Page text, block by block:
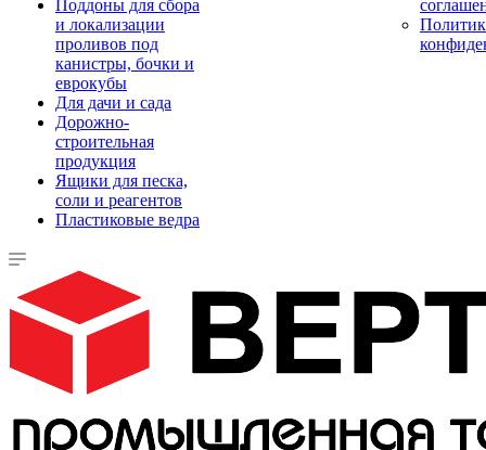
Поддоны для сбора
и локализации
проливов под
канистры, бочки и
еврокубы
Для дачи и сада
Дорожно-
строительная
продукция
Ящики для песка,
соли и реагентов
Пластиковые ведра